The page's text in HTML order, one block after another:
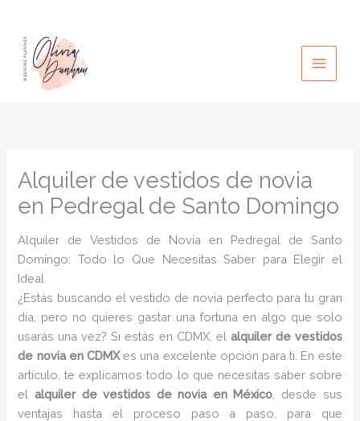
contenido
Alquiler de vestidos de novia
en Pedregal de Santo Domingo
Alquiler de Vestidos de Novia en Pedregal de Santo
Domingo: Todo lo Que Necesitas Saber para Elegir el
Ideal
¿Estás buscando el vestido de novia perfecto para tu gran
día, pero no quieres gastar una fortuna en algo que solo
usarás una vez? Si estás en CDMX, el alquiler de vestidos
de novia en CDMXes una excelente opción para ti. En este
artículo, te explicamos todo lo que necesitas saber sobre
elalquiler de vestidos de novia en México , desde sus
ventajas hasta el proceso paso a paso, para que